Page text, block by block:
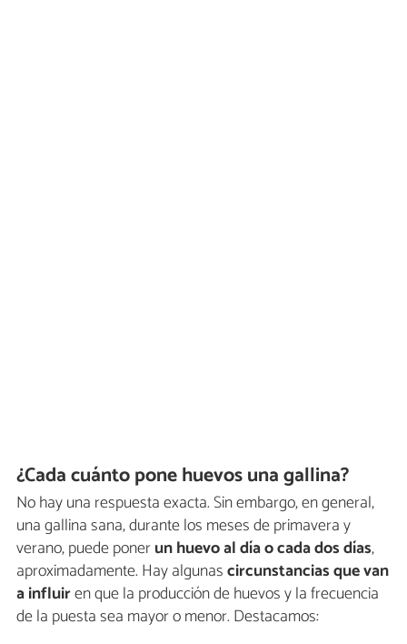
¿Cada cuánto pone huevos una gallina?
No hay una respuesta exacta. Sin embargo, en general,
una gallina sana, durante los meses de primavera y
verano, puede ponerun huevo al día o cada dos días,
aproximadamente. Hay algunascircunstancias que van
a influiren que la producción de huevos y la frecuencia
de la puesta sea mayor o menor. Destacamos: